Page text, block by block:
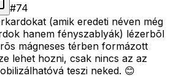
#74
(amik eredeti néven még
hanem fényszablyák) lézerbõl
mágneses térben formázott
lehet hozni, csak nincs az az
teszi neked. 😊